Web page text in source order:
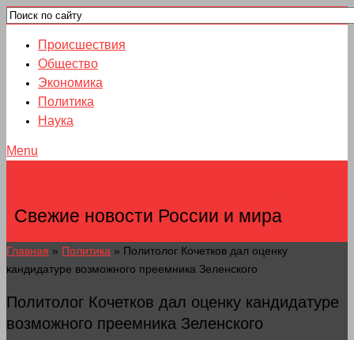
Происшествия
Общество
Экономика
Политика
Наука
Menu
Свежие новости России и мира
Главная » Политика » Политолог Кочетков дал оценку
кандидатуре возможного преемника Зеленского
Политолог Кочетков дал оценку кандидатуре
возможного преемника Зеленского